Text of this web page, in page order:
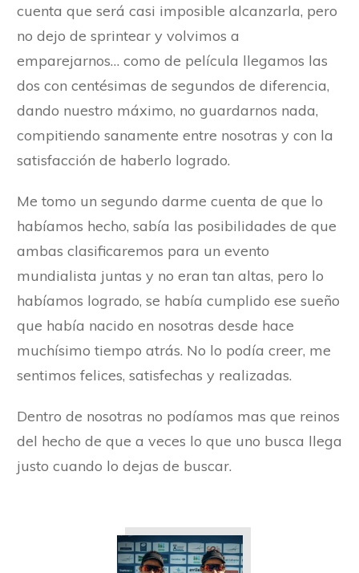
cuenta que será casi imposible alcanzarla, pero
no dejo de sprintear y volvimos a
emparejarnos… como de película llegamos las
dos con centésimas de segundos de diferencia,
dando nuestro máximo, no guardarnos nada,
compitiendo sanamente entre nosotras y con la
satisfacción de haberlo logrado.
Me tomo un segundo darme cuenta de que lo
habíamos hecho, sabía las posibilidades de que
ambas clasificaremos para un evento
mundialista juntas y no eran tan altas, pero lo
habíamos logrado, se había cumplido ese sueño
que había nacido en nosotras desde hace
muchísimo tiempo atrás. No lo podía creer, me
sentimos felices, satisfechas y realizadas.
Dentro de nosotras no podíamos mas que reinos
del hecho de que a veces lo que uno busca llega
justo cuando lo dejas de buscar.